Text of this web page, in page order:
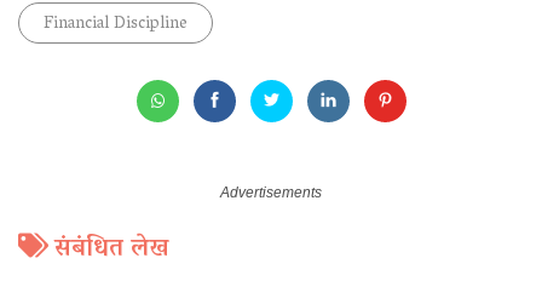
Financial Discipline
संबंधित लेख